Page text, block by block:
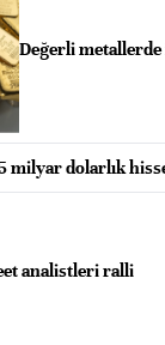
Değerli
dolarlık
analistleri ralli